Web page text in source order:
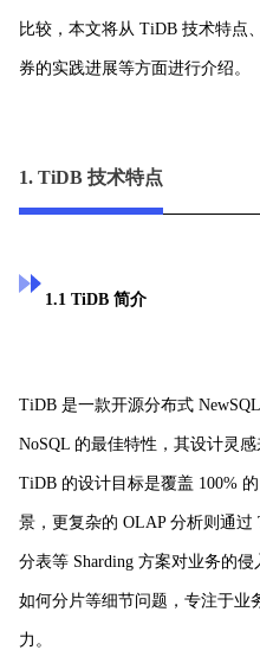
比较，本文将从 TiDB 技术特点
券的实践进展等方面进行介绍。
1. TiDB 技术特点
1.1 TiDB 简介
TiDB 是一款开源分布式
NoSQL 的最佳特性，其设计灵感
TiDB 的设计目标是覆盖 100%
景，更复杂的 OLAP 分析则通
分表等 Sharding 方案对业务的
如何分片等细节问题，专注于业
力。